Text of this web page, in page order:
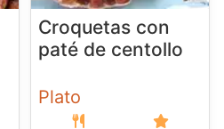
Croquetas con
paté de centollo
Plato